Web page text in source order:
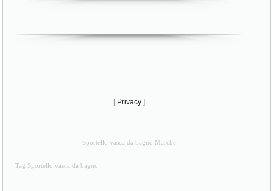
[ Privacy ]
Sportello vasca da bagno Marche
Tag Sportello vasca da bagno